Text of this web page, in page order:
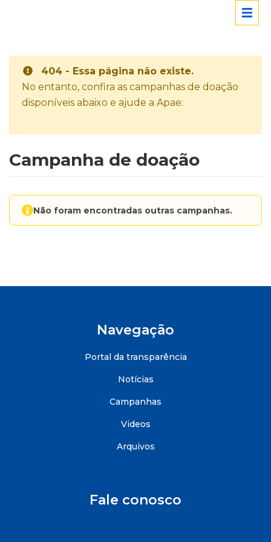
404 - Essa página não existe.
No entanto, confira as campanhas de doação
disponíveis abaixo e ajude a Apae:
Campanha de doação
Não foram encontradas outras campanhas.
Navegação
Portal da transparência
Notícias
Campanhas
Videos
Arquivos
Fale conosco